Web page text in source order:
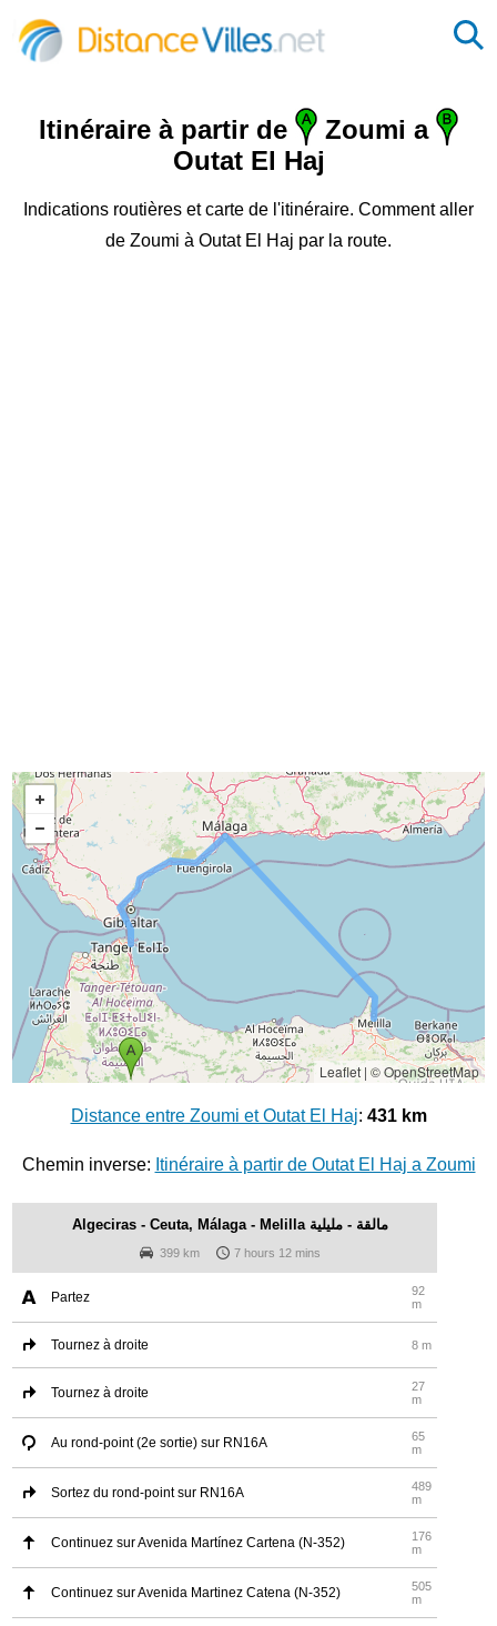
Itinéraire à partir de
Zoumi a
Outat El Haj
Indications routières et carte de l'itinéraire. Comment aller
de Zoumi à Outat El Haj par la route.
Leaflet| © OpenStreetMap
Distance entre Zoumi et Outat El Haj: 431 km
Chemin inverse: Itinéraire à partir de Outat El Haj a Zoumi
Algeciras - Ceuta, Málaga - Melilla مالقة - مليلية
399 km 7 hours 12 mins
Partez
92
m
Tournez à droite 8 m
Tournez à droite
27
m
Au rond-point (2e sortie) sur RN16A
65
m
Sortez du rond-point sur RN16A
489
m
Continuez sur Avenida Martínez Cartena (N-352)
176
m
Continuez sur Avenida Martinez Catena (N-352)
505
m